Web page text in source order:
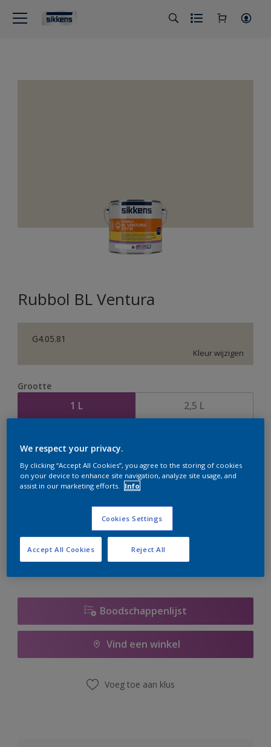
Rubbol BL Ventura
G4.05.81
Kleur wijzigen
Grootte
1 L 2,5 L
Bereken
Op dit moment is het niet mogelijk dit product online
te bestellen. Houd de website in de gaten, we werken
er hard aan om de voorraad aan te vullen.
Boodschappenlijst
Vind een winkel
Voeg toe aan klus
We respect your privacy.
By clicking “Accept All Cookies”, you agree to the storing of cookies
on your device to enhance site navigation, analyze site usage, and
assist in our marketing efforts.
Info
Cookies Settings
Reject All
Accept All Cookies